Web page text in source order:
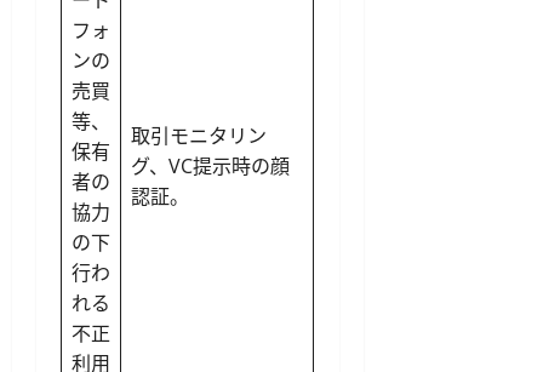
フォ
ンの
売買
等、
保有
者の
協力
の下
行わ
れる
不正
利用
取引モニタリン
グ、VC提示時の顔
認証。